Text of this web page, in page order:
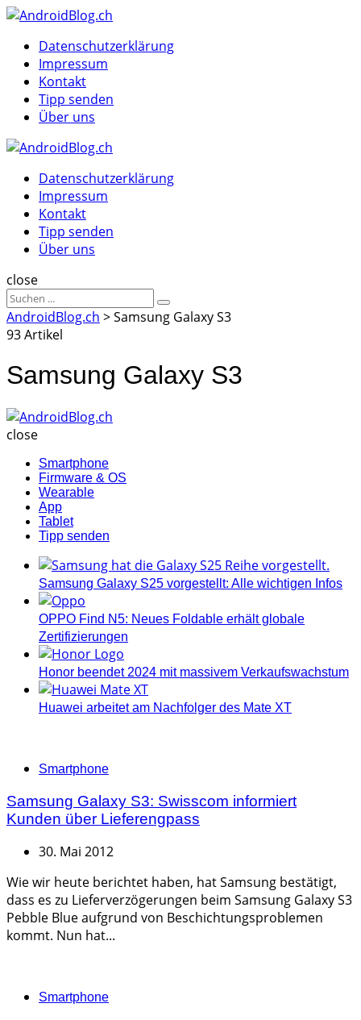
Menu
MenuDatenschutzerklärung
Impressum
Kontakt
Tipp senden
Über uns
Datenschutzerklärung
Impressum
Kontakt
Tipp senden
Über uns
Suche
close
Sucheergebnisse
für
Suche
AndroidBlog.ch >Samsung Galaxy S3
93 Artikel
Samsung Galaxy S3
close
Smartphone
Firmware & OS
Wearable
App
Tablet
Tipp senden
Samsung Galaxy S25 vorgestellt: Alle wichtigen Infos
OPPO Find N5: Neues Foldable erhält globale
Zertifizierungen
Honor beendet 2024 mit massivem Verkaufswachstum
Huawei arbeitet am Nachfolger des Mate XT
Categories
Smartphone
Samsung Galaxy S3: Swisscom informiert
Kunden über Lieferengpass
30. Mai 2012
Wie wir heute berichtet haben, hat Samsung bestätigt,
dass es zu Lieferverzögerungen beim Samsung Galaxy S3
Pebble Blue aufgrund von Beschichtungsproblemen
kommt. Nun hat...
Categories
Smartphone